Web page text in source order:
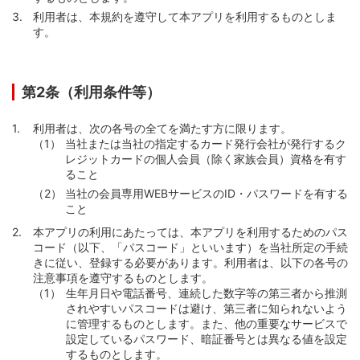
利用者は、本規約を遵守して本アプリを利用するものとしま
す。
第2条（利用条件等）
利用者は、次の各号の全てを満たす方に限ります。
当社または当社の指定するカード発行会社が発行するク
レジットカードの個人会員（除く家族会員）資格を有す
ること
当社の会員専用WEBサービスのID・パスワードを有する
こと
本アプリの利用にあたっては、本アプリを利用するためのパス
コード（以下、「パスコード」といいます）を当社所定の手続
きに従い、登録する必要があります。利用者は、以下の各号の
注意事項を遵守するものとします。
生年月日や電話番号、連続した数字等の第三者から推測
されやすいパスコードは避け、第三者に知られないよう
に管理するものとします。また、他の重要なサービスで
設定しているパスワード、暗証番号とは異なる値を設定
するものとします。